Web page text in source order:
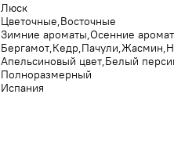
Люск
Цветочные Восточные
Зимние ароматы Осенние
Бергамот Кедр Пачули Жасмин
Апельсиновый цвет Белый
Полноразмерный
Испания